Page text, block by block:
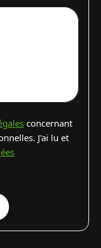
concernant
J'ai lu et